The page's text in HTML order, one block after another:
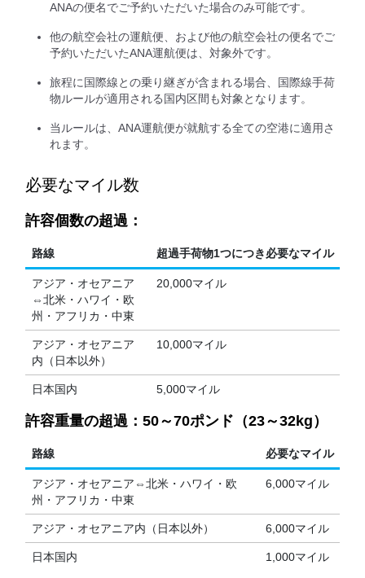
ANAの便名でご予約いただいた場合のみ可能です。
他の航空会社の運航便、および他の航空会社の便名でご
予約いただいたANA運航便は、対象外です。
旅程に国際線との乗り継ぎが含まれる場合、国際線手荷
物ルールが適用される国内区間も対象となります。
当ルールは、ANA運航便が就航する全ての空港に適用さ
れます。
必要なマイル数
許容個数の超過：
路線 超過手荷物1つにつき必要なマイル
アジア・オセアニア
⇔北米・ハワイ・欧
州・アフリカ・中東
20,000マイル
アジア・オセアニア
内（日本以外）
10,000マイル
日本国内 5,000マイル
許容重量の超過：50～70ポンド（23～32kg）
路線 必要なマイル
アジア・オセアニア⇔北米・ハワイ・欧
州・アフリカ・中東
6,000マイル
アジア・オセアニア内（日本以外） 6,000マイル
日本国内 1,000マイル